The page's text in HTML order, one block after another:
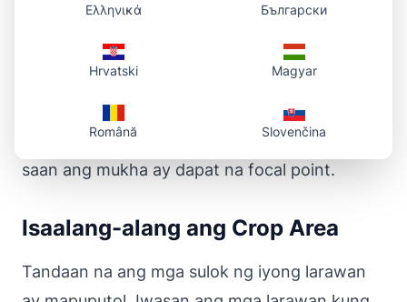
mga larawan kung saan ang pangunahing
subject ay nakasentro o maaaring i-position sa
gitna ng frame. Ito ay partikular na mahalaga
para sa profile pictures at headshots kung
saan ang mukha ay dapat na focal point.
Isaalang-alang ang Crop Area
Tandaan na ang mga sulok ng iyong larawan
Ελληνικά Български
Hrvatski Magyar
Română Slovenčina